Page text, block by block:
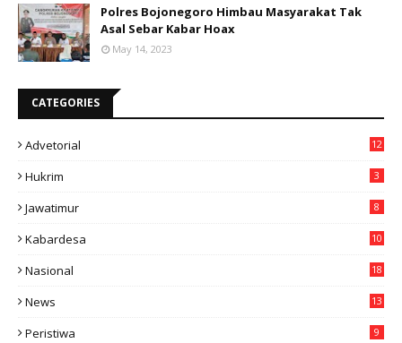
Polres Bojonegoro Himbau Masyarakat Tak
Asal Sebar Kabar Hoax
May 14, 2023
CATEGORIES
Advetorial 12
Hukrim 3
Jawatimur 8
Kabardesa
10
Nasional
18
News
13
Peristiwa 9